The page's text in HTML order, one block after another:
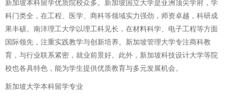
新加坡本科留学优质院校众多。新加坡国立大学是亚洲顶尖学府，学
科门类全，在工程、医学、商科等领域实力强劲，师资卓越，科研成
果丰硕。南洋理工大学以理工科见长，在材料科学、电子工程等方面
国际领先，注重实践教学与创新培养。新加坡管理大学专注商科教
育，与行业联系紧密，就业前景好。此外，新加坡科技设计大学等院
校也各具特色，能为学生提供优质教育与多元发展机会。
新加坡大学本科留学专业